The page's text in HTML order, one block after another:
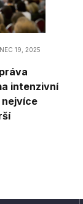
19, 2025
intenzivní
nejvíce